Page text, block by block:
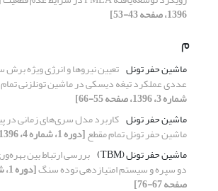
1396، صفحه 43-53]
م
ماشین حفر تونل تعیین نیروها و انرژی ویژه
عددی عملکرد تیغه دیسکی در ماشین تونلزنی
شماره 3، 1396، صفحه 55-66]
ماشین حفر تونل کاربرد مدل سری‌های زمانی در
ماشین حفر تونل تمام مقطع[دوره 1، شماره 4، 1396، صفحه 63-73]
ماشین حفر تونل (TBM)
بررسی ارتباط بین
دو سپره و سیستم امتیازدهی توده سنگ
صفحه 67-76]